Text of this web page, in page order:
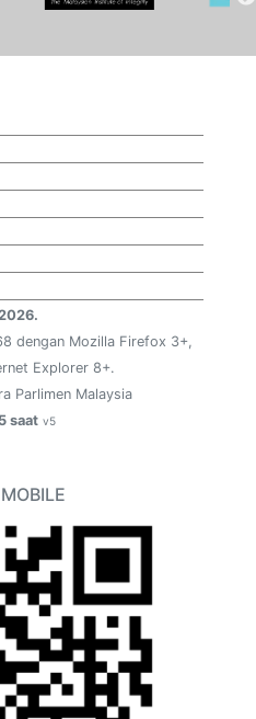
dengan Mozilla Firefox 3+,
Explorer 8+.
Parlimen Malaysia
saat v5